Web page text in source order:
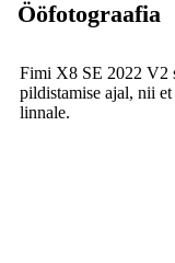
Ööfotograafia
Fimi X8 SE 2022 V2
pildistamise ajal, nii et
linnale.